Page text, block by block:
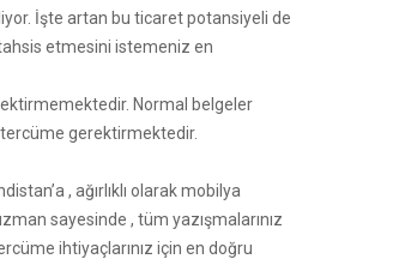
İşte artan bu ticaret potansiyeli de
etmesini istemeniz en
Normal belgeler
gerektirmektedir.
, ağırlıklı olarak mobilya
sayesinde , tüm yazışmalarınız
ihtiyaçlarınız için en doğru